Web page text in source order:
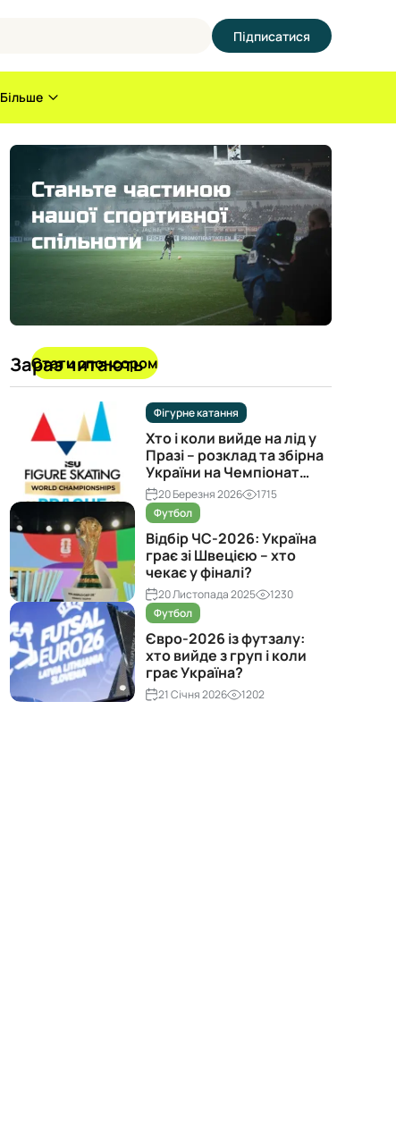
Підписатися
Більше
Стати спонсором
Зараз читають
Фігурне катання
Хто і коли вийде на лід у
Празі – розклад та збірна
України на Чемпіонат
світу з фігурного катання
2026
20 Березня 2026
1715
Футбол
Відбір ЧС-2026: Україна
грає зі Швецією – хто
чекає у фіналі?
20 Листопада 2025
1230
Футбол
Євро-2026 із футзалу:
хто вийде з груп і коли
грає Україна?
21 Січня 2026 1202